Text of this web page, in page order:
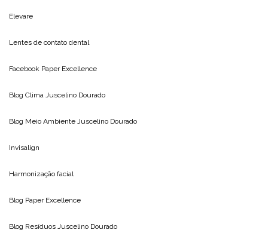
Elevare
Lentes de contato dental
Facebook Paper Excellence
Blog Clima Juscelino Dourado
Blog Meio Ambiente Juscelino Dourado
Invisalign
Harmonização facial
Blog Paper Excellence
Blog Resíduos Juscelino Dourado